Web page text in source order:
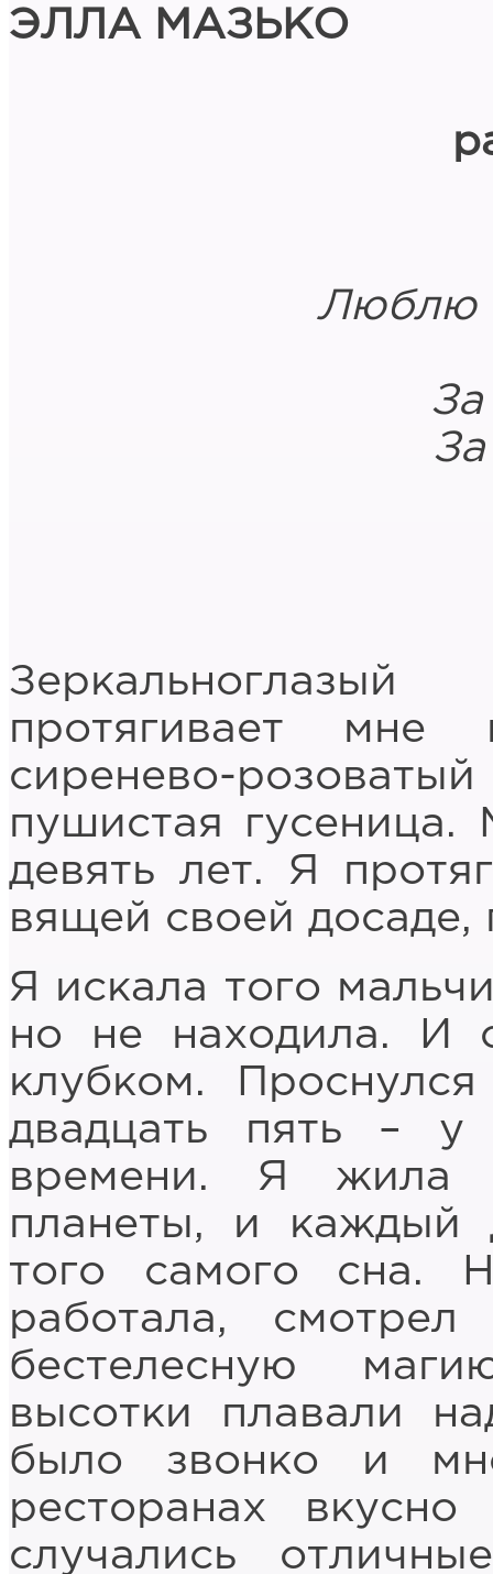
ЭЛЛА МАЗЬКО
Люблю
За
протягивает мне
сиренево-
пушистая
девять лет. Я
вящей своей
Я искала того
но не находила. И
клубком.
двадцать пять – у
времени. Я жила
планеты, и каждый
того самого сна.
работала,
бестелесную
высотки плавали
было звонко и
ресторанах
случались